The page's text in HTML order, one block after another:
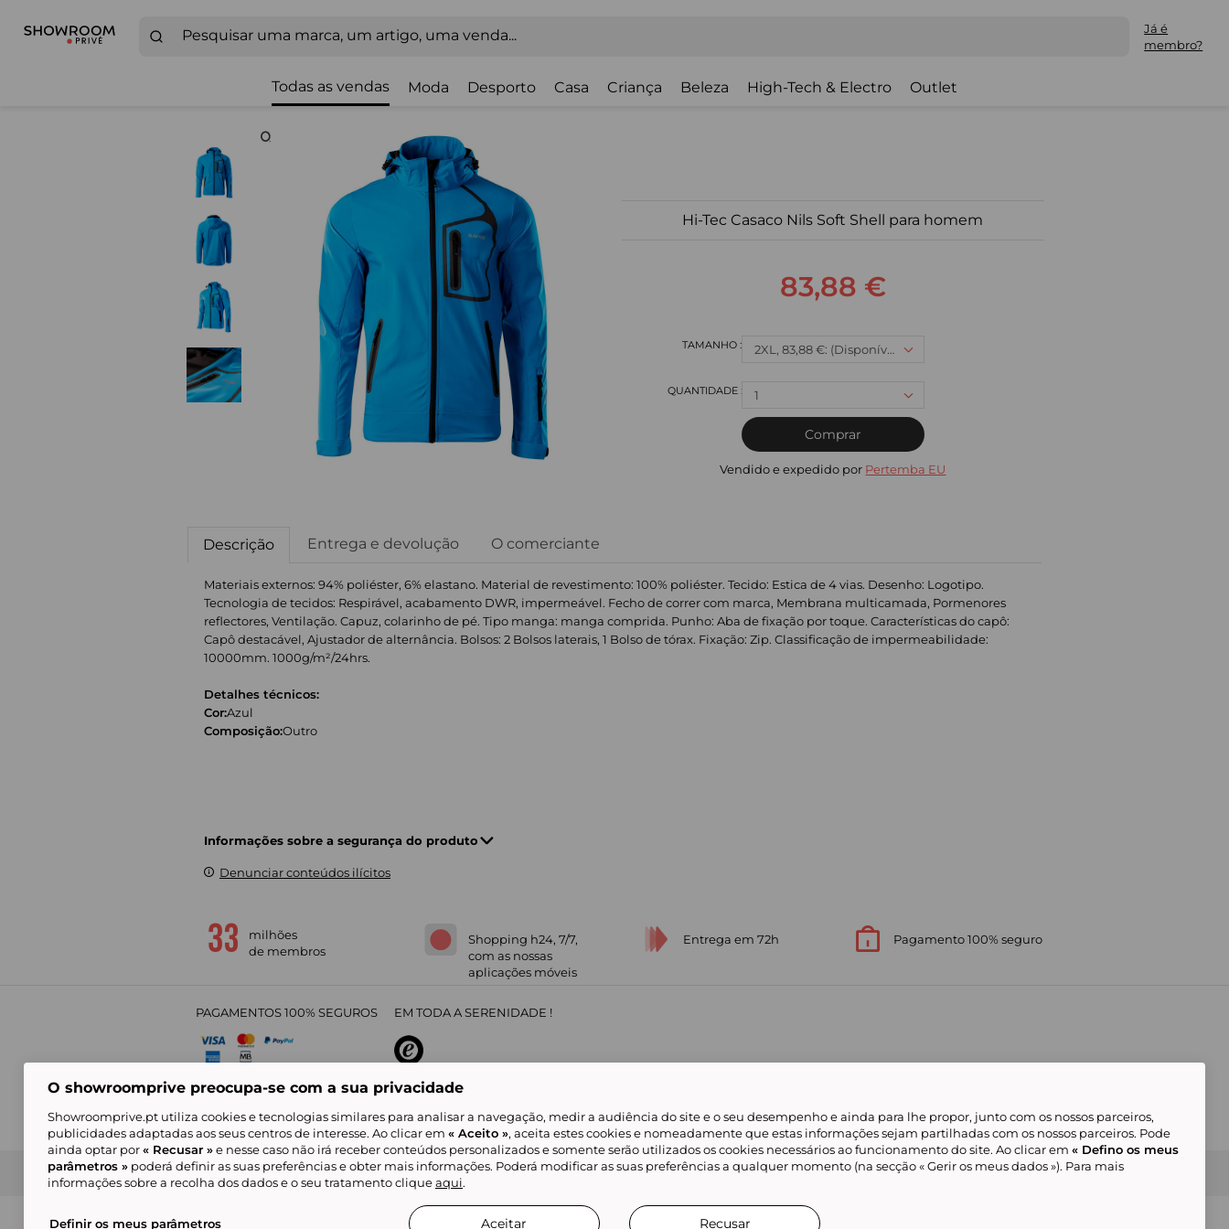
Já é
membro?
Todas as vendas Moda Desporto Casa Criança Beleza High-Tech & Electro Outlet
Hi-Tec Casaco Nils Soft Shell para homem
83,88 €
2XL, 83,88 €: (Disponível)
1
Comprar
Vendido e expedido por Pertemba EU
Descrição Entrega e devolução O comerciante
Materiais externos: 94% poliéster, 6% elastano. Material de revestimento: 100% poliéster. Tecido: Estica de 4 vias. Desenho: Logotipo.
Tecnologia de tecidos: Respirável, acabamento DWR, impermeável. Fecho de correr com marca, Membrana multicamada, Pormenores
reflectores, Ventilação. Capuz, colarinho de pé. Tipo manga: manga comprida. Punho: Aba de fixação por toque. Características do capô:
Capô destacável, Ajustador de alternância. Bolsos: 2 Bolsos laterais, 1 Bolso de tórax. Fixação: Zip. Classificação de impermeabilidade:
10000mm. 1000g/m²/24hrs.
Detalhes técnicos:
Cor:Azul
Composição:Outro
Informações sobre a segurança do produto
Denunciar conteúdos ilícitos
milhões
de membros
Shopping h24, 7/7,
com as nossas
aplicações móveis
Entrega em 72h Pagamento 100% seguro
PAGAMENTOS 100% SEGUROS EM TODA A SERENIDADE !
4,31/5 sobre
Condições Gerais de Venda Política de Confidencialidade Livro de Reclamações Showroomprive group Ajuda e Contacto Gerir os meus cookies
Condições Gerais
de Marketplace
Alguns visuais são gerados com inteligência artificial
© Showroomprive.pt 2026
O showroomprive preocupa-se com a sua privacidade
Showroomprive.pt utiliza cookies e tecnologias similares para analisar a navegação, medir a audiência do site e o seu desempenho e ainda para lhe propor, junto com os nossos parceiros,
publicidades adaptadas aos seus centros de interesse. Ao clicar em « Aceito », aceita estes cookies e nomeadamente que estas informações sejam partilhadas com os nossos parceiros. Pode
ainda optar por« Recusar »e nesse caso não irá receber conteúdos personalizados e somente serão utilizados os cookies necessários ao funcionamento do site. Ao clicar em « Defino os meus
parâmetros » poderá definir as suas preferências e obter mais informações. Poderá modificar as suas preferências a qualquer momento (na secção « Gerir os meus dados »). Para mais
informações sobre a recolha dos dados e o seu tratamento cliqueaqui.
Definir os meus parâmetros Aceitar Recusar